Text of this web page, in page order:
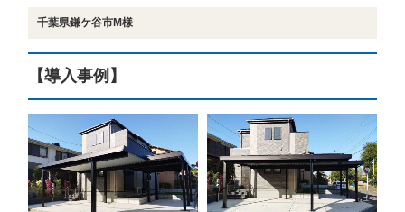
千葉県鎌ケ谷市M様
【導入事例】